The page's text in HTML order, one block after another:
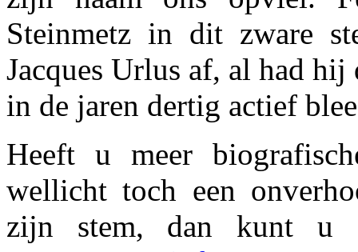
Steinmetz in dit zware
Jacques Urlus af, al had hij
in de jaren dertig actief
Heeft u meer
wellicht toch een
zijn stem, dan kunt u